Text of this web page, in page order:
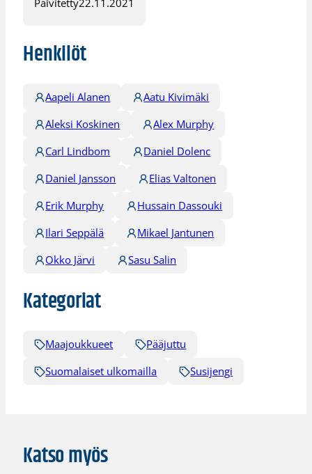
Henkilöt
Aapeli Alanen
Aatu Kivimäki
Aleksi Koskinen
Alex Murphy
Carl Lindbom
Daniel Dolenc
Daniel Jansson
Elias Valtonen
Erik Murphy
Hussain Dassouki
Ilari Seppälä
Mikael Jantunen
Okko Järvi
Sasu Salin
Kategoriat
Maajoukkueet
Pääjuttu
Suomalaiset ulkomailla
Susijengi
Katso myös